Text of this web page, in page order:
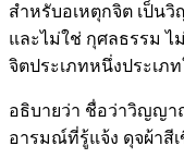
สำหรับอเหตุกจิต เป็น
และไม่ใช่ กุศลธรรม
จิตประเภทหนึ่งประเภท
อธิบายว่า ชื่อว่าวิญญา
อารมณ์ที่รู้แจ้ง ดุจผ้าสีเ